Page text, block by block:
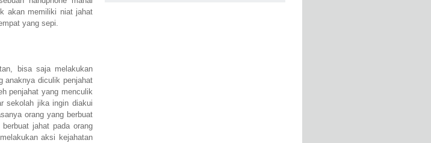
akan memiliki niat jahat
yang sepi.
bisa saja melakukan
anaknya diculik penjahat
penjahat yang menculik
sekolah jika ingin diakui
orang yang berbuat
jahat pada orang
aksi kejahatan